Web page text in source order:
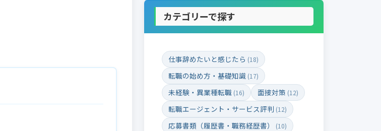
カテゴリーで探す
仕事辞めたいと感じたら (18)
転職の始め方・基礎知識 (17)
未経験・異業種転職 (16) 面接対策 (12)
転職エージェント・サービス評判 (12)
応募書類（履歴書・職務経歴書） (10)